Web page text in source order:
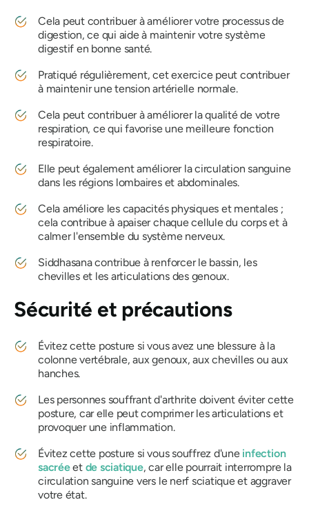
Cela peut contribuer à améliorer votre processus de
digestion, ce qui aide à maintenir votre système
digestif en bonne santé.
Pratiqué régulièrement, cet exercice peut contribuer
à maintenir une tension artérielle normale.
Cela peut contribuer à améliorer la qualité de votre
respiration, ce qui favorise une meilleure fonction
respiratoire.
Elle peut également améliorer la circulation sanguine
dans les régions lombaires et abdominales.
Cela améliore les capacités physiques et mentales ;
cela contribue à apaiser chaque cellule du corps et à
calmer l'ensemble du système nerveux.
Siddhasanacontribue à renforcer le bassin, les
chevilles et les articulations des genoux.
Sécurité et précautions
Évitez cette posture si vous avez une blessure à la
colonne vertébrale, aux genoux, aux chevilles ou aux
hanches.
Les personnes souffrant d'arthrite doivent éviter cette
posture, car elle peut comprimer les articulations et
provoquer une inflammation.
Évitez cette posture si vous souffrez d'une infection
sacréeet de sciatique, car elle pourrait interrompre la
circulation sanguine vers le nerf sciatique et aggraver
votre état.